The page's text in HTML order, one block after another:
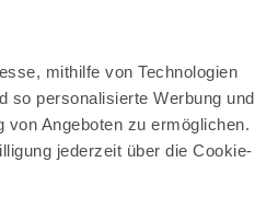
mithilfe von Technologien
so personalisierte Werbung und
Angeboten zu ermöglichen.
jederzeit über die Cookie-